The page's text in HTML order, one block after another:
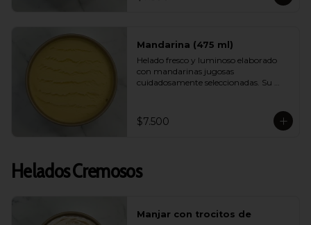
Mandarina (475 ml)
Helado fresco y luminoso elaborado
con mandarinas jugosas
cuidadosamente seleccionadas. Su
vibrante ideal para quienes buscan
opciones frutales y livianas.
$7.500
Helados Cremosos
Manjar con trocitos de